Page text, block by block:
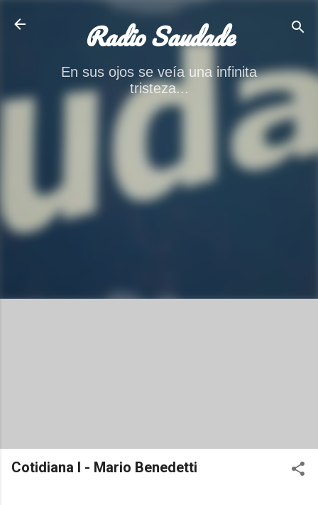
Radio Saudade
En sus ojos se veía una infinita
tristeza...
Cotidiana I - Mario Benedetti